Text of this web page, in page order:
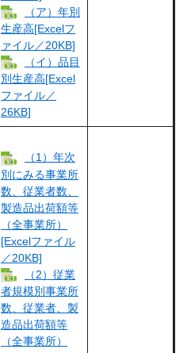
（ア）年別
生産高[Excelフ
ァイル／20KB]
（イ）品目
別生産高[Excel
ファイル／
26KB]
（1）年次
別にみる事業所
数、従業者数、
製造品出荷額等
（全事業所）
[Excelファイル
／20KB]
（2）従業
者規模別事業所
数、従業者、製
造品出荷額等
（全事業所）